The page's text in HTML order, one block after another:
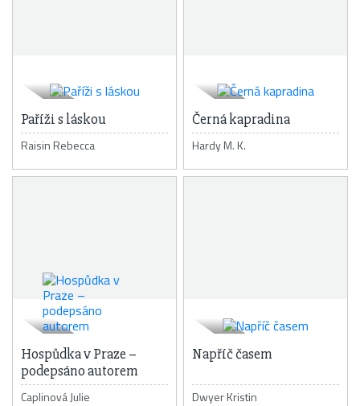
Paříži s láskou
Raisin Rebecca
Černá kapradina
Hardy M. K.
Hospůdka v Praze –
podepsáno autorem
Caplinová Julie
Napříč časem
Dwyer Kristin